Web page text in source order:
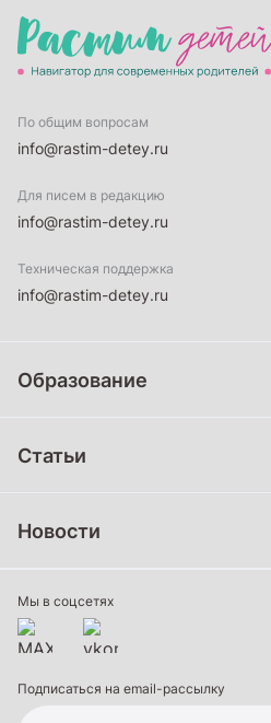
По общим вопросам
info@rastim-detey.ru
Для писем в редакцию
info@rastim-detey.ru
Техническая поддержка
info@rastim-detey.ru
Образование
Дополнительное образование
Статьи
Новости
Мы в соцсетях
Подписаться на email-рассылку